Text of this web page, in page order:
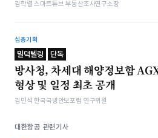
김학렬 스마트튜브 부동산조사연구소장
심층기획
밀덕텔링 단독
방사청, 차세대 해양정보함
형상 및 일정 최초 공개
김민석 한국국방안보포럼 연구위원
대한항공 관련기사